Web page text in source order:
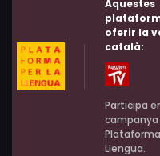
atraïda per la llum,
esposa del general que
Aquestes
oferir la
català:
Participa
campanya
Llengua.